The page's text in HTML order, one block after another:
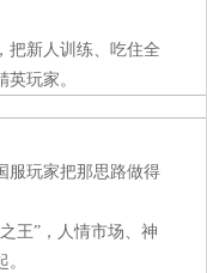
把新人训练、吃住全
玩家。
服玩家把那思路做得
王”，人情市场、神